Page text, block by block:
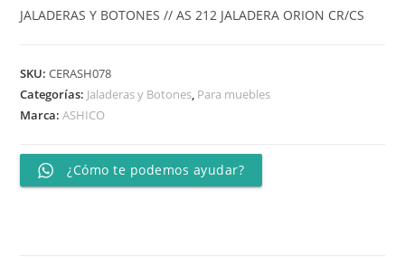
JALADERAS Y BOTONES // AS 212 JALADERA ORION CR/CS
SKU:CERASH078
Categorías: Jaladeras y Botones, Para muebles
Marca:ASHICO
¿Cómo te podemos ayudar?